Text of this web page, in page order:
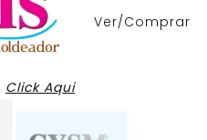
Ver/Comprar
Click Aqui